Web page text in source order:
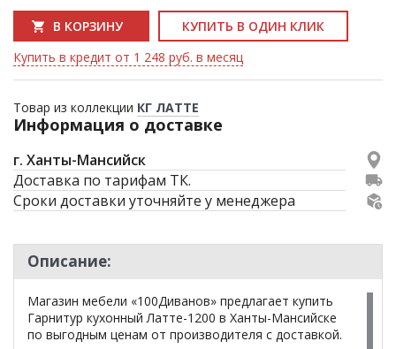
В КОРЗИНУ
КУПИТЬ В ОДИН КЛИК
Купить в кредит от 1 248 руб. в месяц
Товар из коллекции КГ ЛАТТЕ
Информация о доставке
г. Ханты-Мансийск
Доставка по тарифам ТК.
Сроки доставки уточняйте у менеджера
Описание:
Магазин мебели «100Диванов» предлагает купить
Гарнитур кухонный Латте-1200 в Ханты-Мансийске
по выгодным ценам от производителя с доставкой.